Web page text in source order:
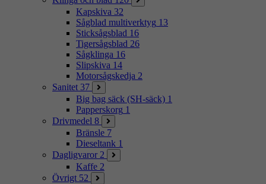
Kapskiva 32
Sågblad multiverktyg 13
Sticksågsblad 16
Tigersågsblad 26
Sågklinga 16
Slipskiva 14
Motorsågskedja 2
Sanitet 37
Big bag säck (SH-säck) 1
Papperskorg 1
Drivmedel 8
Bränsle 7
Dieseltank 1
Dagligvaror 2
Kaffe 2
Övrigt 52